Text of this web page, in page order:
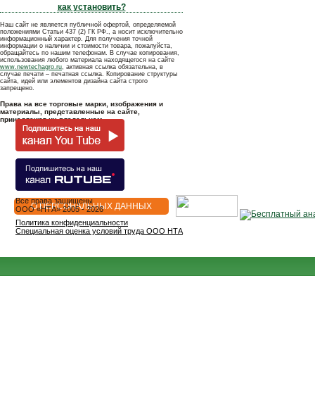
как установить?
Наш сайт не является публичной офертой, определяемой
положениями Статьи 437 (2) ГК РФ., а носит исключительно
информационный характер. Для получения точной
информации о наличии и стоимости товара, пожалуйста,
обращайтесь по нашим телефонам. В случае копирования,
использования любого материала находящегося на сайте
www.newtechagro.ru, активная ссылка обязательна, в
случае печати – печатная ссылка. Копирование структуры
сайта, идей или элементов дизайна сайта строго
запрещено.
Права на все торговые марки, изображения и
материалы, представленные на сайте,
принадлежат их владельцам.
О ПЕРСОНАЛЬНЫХ ДАННЫХ
Все права защищены
OOO «НТА» 2005 - 2026
Политика конфиденциальности
Специальная оценка условий труда ООО НТА